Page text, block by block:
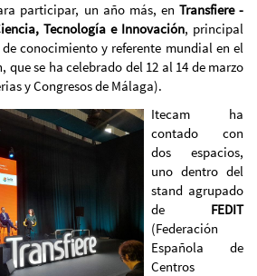
participar, un año más, en Transfiere -
Tecnología e Innovación, principal
conocimiento y referente mundial en el
se ha celebrado del 12 al 14 de marzo
y Congresos de Málaga).
Itecam ha
contado con
dos espacios,
uno dentro del
stand agrupado
de FEDIT
(Federación
Española de
Centros